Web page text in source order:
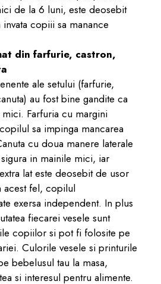
de la 6 luni, este deosebit
copiii sa manance
din farfurie, castron,
ale setului (farfurie,
au fost bine gandite ca
Farfuria cu margini
sa impinga mancarea
cu doua manere laterale
in mainile mici, iar
lat este deosebit de usor
acest fel, copilul
exersa independent. In plus
fiecarei vesele sunt
copiilor si pot fi folosite pe
Culorile vesele si printurile
bebelusul tau la masa,
si interesul pentru alimente.